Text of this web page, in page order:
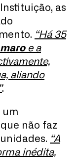
as
“Há 35
e a
aliando
.
um
não faz
“A
inédita,